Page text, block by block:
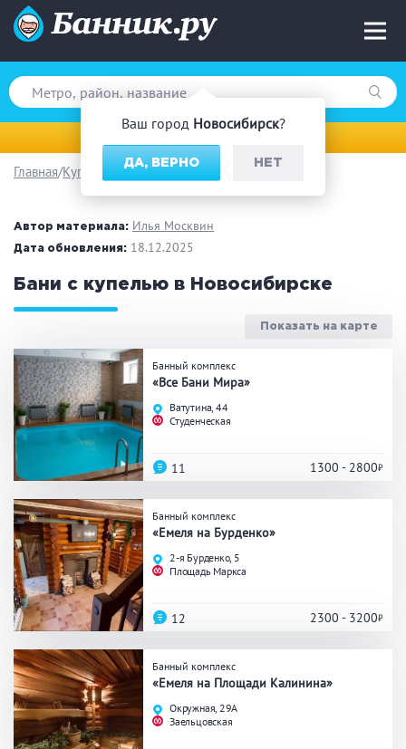
Ваш город Новосибирск?
ДА, ВЕРНО НЕТ
Вид парной
Русская баня
Финская сауна
Поводы
Загородный отдых
Праздник/Корпоратив
Вместимость
до 10 человек
от 10 до 20 человек
от 20 человек
Массаж
Кедровая бочка
Веники
СПА
Главная Купель
Автор материала: Илья Москвин
Дата обновления: 18.12.2025
Бани с купелью в Новосибирске
Показать на карте
Банный комплекс
«Все Бани Мира»
Ватутина, 44
Студенческая
1300 - 2800
11
Банный комплекс
«Емеля на Бурденко»
2-я Бурденко, 5
Площадь Маркса
2300 - 3200
12
Банный комплекс
«Емеля на Площади Калинина»
Окружная, 29А
Заельцовская